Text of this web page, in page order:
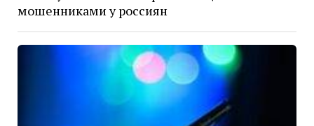
мошенниками у россиян